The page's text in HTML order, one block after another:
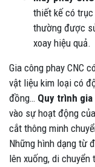
thiết kế có
thường được
xoay hiệu quả.
Gia công phay CNC
vật liệu kim loại có
đồng… Quy trình
vào sự hoạt động
cắt thông minh
Những hình dạng từ
lên xuống, di